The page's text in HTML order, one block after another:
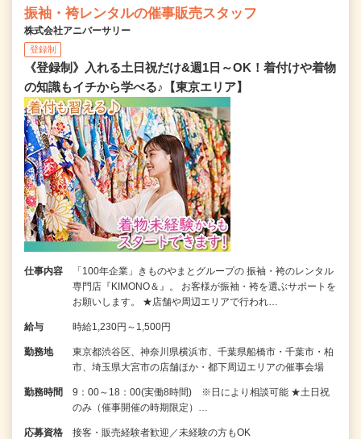
振袖・袴レンタルの催事販売スタッフ
株式会社アニバーサリー
登録制
《登録制》入れる土日祝だけ&週1日～OK！着付けや着物
の知識もイチから学べる♪【東京エリア】
仕事内容
「100年企業」きものやまとグループの 振袖・袴のレンタル
専門店『KIMONO＆』。 お客様が振袖・袴を選ぶサポートを
お願いします。 ★店舗や周辺エリアで行われ…
給与 時給1,230円～1,500円
勤務地
東京都渋谷区、神奈川県横浜市、千葉県船橋市・千葉市・柏
市、埼玉県大宮市の店舗ほか・都下周辺エリアの催事会場
勤務時間
9：00～18：00(実働8時間) ※日により相談可能 ★土日祝
のみ（催事開催の時期限定）…
応募資格 接客・販売経験者歓迎／未経験の方もOK